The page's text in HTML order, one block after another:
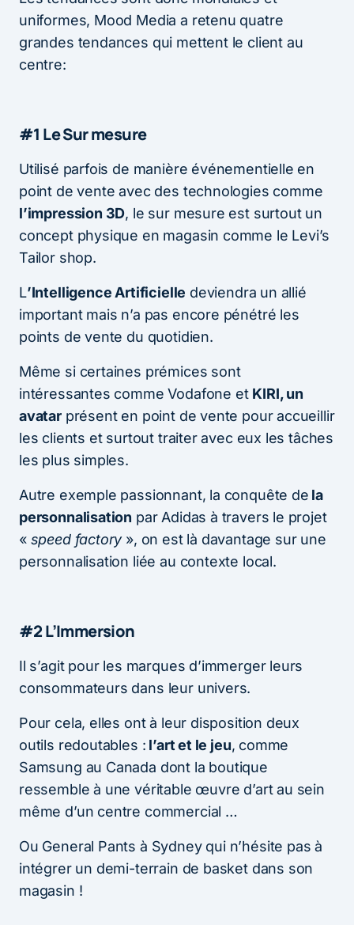
uniformes, Mood Media a retenu quatre
grandes tendances qui mettent le client au
centre:
#1 Le Sur mesure
Utilisé parfois de manière événementielle en
point de vente avec des technologies comme
l’impression 3D, le sur mesure est surtout un
concept physique en magasin comme le Levi’s
Tailor shop.
L’Intelligence Artificielle deviendra un allié
important mais n’a pas encore pénétré les
points de vente du quotidien.
Même si certaines prémices sont
intéressantes comme Vodafone et KIRI, un
avatarprésent en point de vente pour accueillir
les clients et surtout traiter avec eux les tâches
les plus simples.
Autre exemple passionnant, la conquête de la
personnalisation par Adidas à travers le projet
« speed factory», on est là davantage sur une
personnalisation liée au contexte local.
#2 L’Immersion
Il s’agit pour les marques d’immerger leurs
consommateurs dans leur univers.
Pour cela, elles ont à leur disposition deux
outils redoutables : l’art et le jeu, comme
Samsung au Canada dont la boutique
ressemble à une véritable œuvre d’art au sein
même d’un centre commercial …
Ou General Pants à Sydney qui n’hésite pas à
intégrer un demi-terrain de basket dans son
magasin !